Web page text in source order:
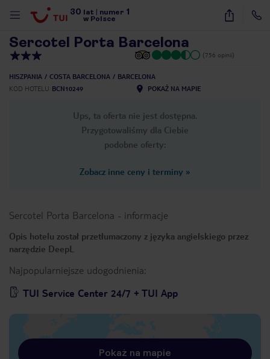
30 lat numer 1
w Polsce
28
Sercotel Porta Barcelona
(756 opinii)
HISZPANIA COSTA BARCELONA
BARCELONA
KOD HOTELU BCN10249 POKAŻ NA MAPIE
Ups, ta oferta nie jest dostępna.
Przygotowaliśmy dla Ciebie
podobne oferty:
Zobacz inne ceny i terminy »
Sercotel Porta Barcelona - informacje
Opis hotelu został przetłumaczony z języka angielskiego przez
narzędzie DeepL
Najpopularniejsze udogodnienia:
TUI Service Center 24/7 + TUI App
Pokaż na mapie